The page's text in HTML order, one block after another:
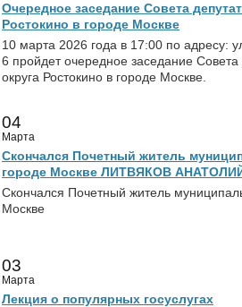
Очередное заседание Совета
Ростокино в городе Москве
10 марта 2026 года в 17:00 по адресу:
6 пройдет очередное заседание
округа Ростокино в городе Москве.
04
Марта
Скончался Почетный житель
городе Москве ЛИТВЯКОВ
Скончался Почетный житель
Москве
03
Марта
Лекция о популярных госуслугах